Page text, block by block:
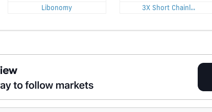
Libonomy 3X Short Chainl...